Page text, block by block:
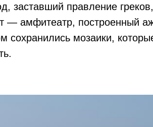
заставший правление
— амфитеатр, построенный
сохранились мозаики,